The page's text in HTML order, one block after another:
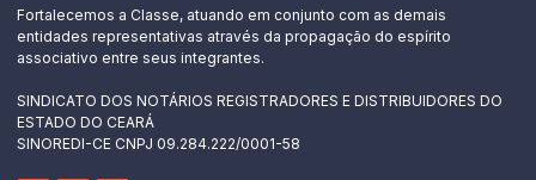
Fortalecemos a Classe, atuando em conjunto com as demais
entidades representativas através da propagação do espírito
associativo entre seus integrantes.
SINDICATO DOS NOTÁRIOS REGISTRADORES E DISTRIBUIDORES DO
ESTADO DO CEARÁ
SINOREDI-CE CNPJ 09.284.222/0001-58